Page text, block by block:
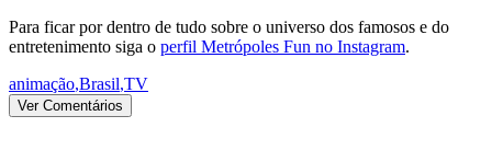
Para ficar por dentro de tudo sobre o universo dos famosos e do
entretenimento siga o perfil Metrópoles Fun no Instagram.
animação,Brasil,TV
Ver Comentários